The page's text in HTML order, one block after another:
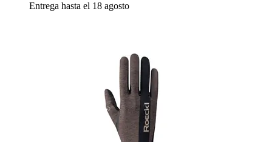
Entrega hasta el 18 agosto